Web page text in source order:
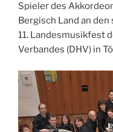
Spieler des
Bergisch Land an
11. Landesmusikfest
Verbandes (DHV) in